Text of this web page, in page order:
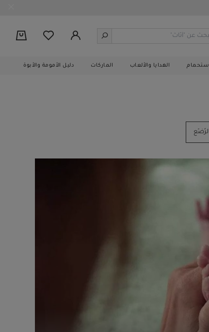
الهدايا والألعاب الماركات دليل الأمومة والأبوة
الرُضّع